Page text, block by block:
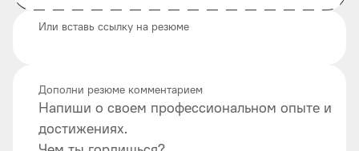
Или вставь ссылку на резюме
Напиши о своем профессиональном опыте и
достижениях.
Дополни резюме комментарием